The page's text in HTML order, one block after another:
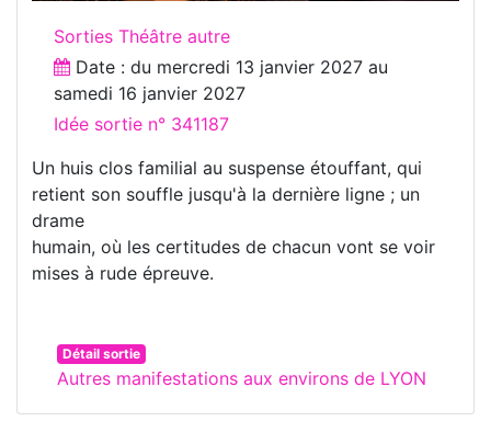
Sorties Théâtre autre
Date : du mercredi 13 janvier 2027 au
samedi 16 janvier 2027
Idée sortie n° 341187
Un huis clos familial au suspense étouffant, qui
retient son souffle jusqu'à la dernière ligne ; un
drame
humain, où les certitudes de chacun vont se voir
mises à rude épreuve.
Détail sortie
Autres manifestations aux environs de LYON